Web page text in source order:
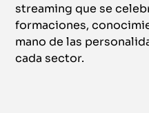
streaming que se
formaciones,
mano de las
cada sector.